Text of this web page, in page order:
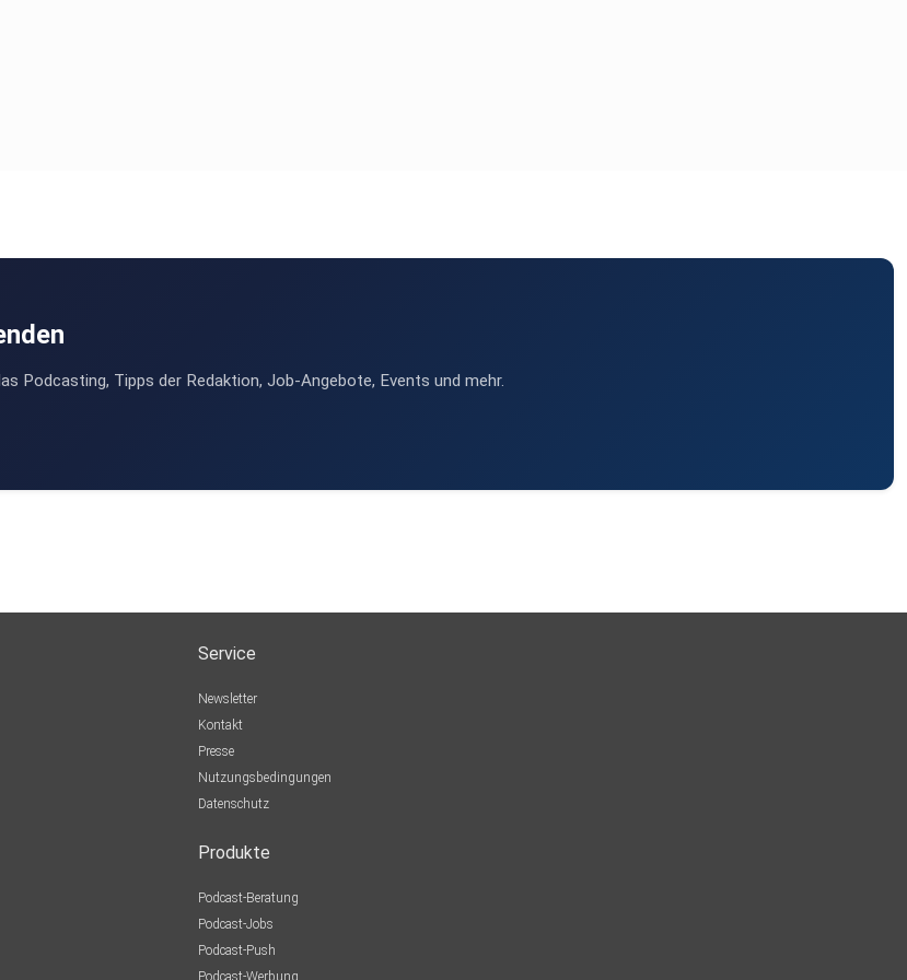
Podcasting, Tipps der Redaktion, Job-Angebote, Events und mehr.
Service
Newsletter
Kontakt
Presse
Nutzungsbedingungen
Datenschutz
Produkte
Podcast-Beratung
Podcast-Jobs
Podcast-Push
Podcast-Werbung